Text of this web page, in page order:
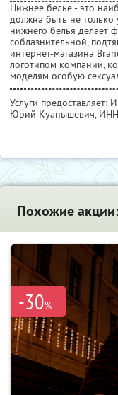
Нижнее белье - это
должна быть не только
нижнего белья делает
соблазнительной,
интернет-магазина
логотипом компании,
моделям особую
Услуги
Юрий Куанышевич,
Похожие акции:
-30%